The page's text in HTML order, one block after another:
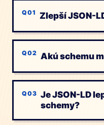
Zlepší JSON-
Akú schemu
Je JSON-LD
schemy?